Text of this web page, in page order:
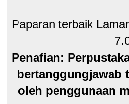
Paparan terbaik
Penafian:
bertanggungjawab
oleh penggunaan